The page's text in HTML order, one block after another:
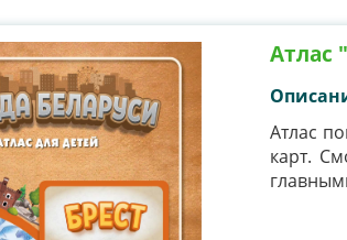
Атлас
Атлас
карт.